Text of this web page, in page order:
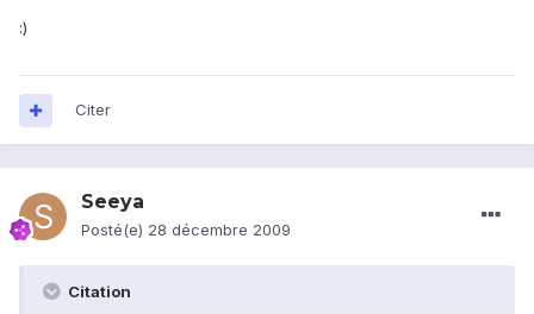
:)
Citer
Seeya
Posté(e) 28 décembre 2009
Citation